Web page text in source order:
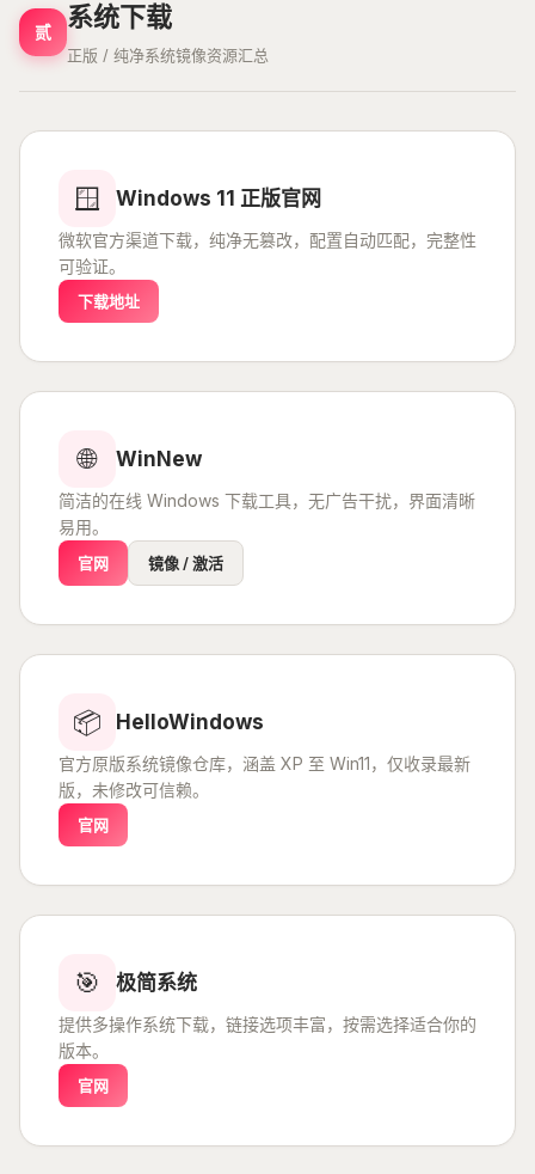
贰 系统下载
正版 / 纯净系统镜像资源汇总
🪟 Windows 11 正版官网
微软官方渠道下载，纯净无篡改，配置自动匹配，完整性
可验证。
下载地址
🌐 WinNew
简洁的在线 Windows 下载工具，无广告干扰，界面清晰
易用。
官网 镜像 / 激活
📦 HelloWindows
官方原版系统镜像仓库，涵盖 XP 至 Win11，仅收录最新
版，未修改可信赖。
官网
🎯 极简系统
提供多操作系统下载，链接选项丰富，按需选择适合你的
版本。
官网